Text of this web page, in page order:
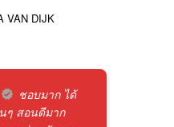
VAN DIJK
ชอบมาก ได้
ๆ สอนดีมาก